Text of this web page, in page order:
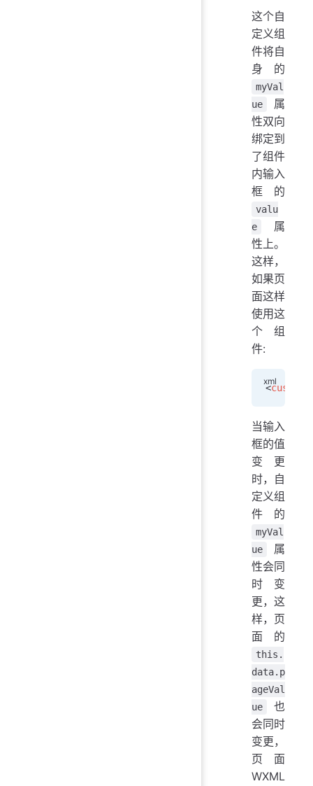
这个自
定义组
件将自
身的
myVal
ue
属
性双向
绑定到
了组件
内输入
框的
valu
e
属
性上。
这样，
如果页
面这样
使用这
个组
件:
<custom-
当输入
框的值
变更
时，自
定义组
件的
myVal
ue
属
性会同
时变
更，这
样，页
面的
this.
data.p
ageVal
ue
也
会同时
变更，
页面
WXML